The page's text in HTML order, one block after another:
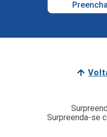
Surpreenda-se